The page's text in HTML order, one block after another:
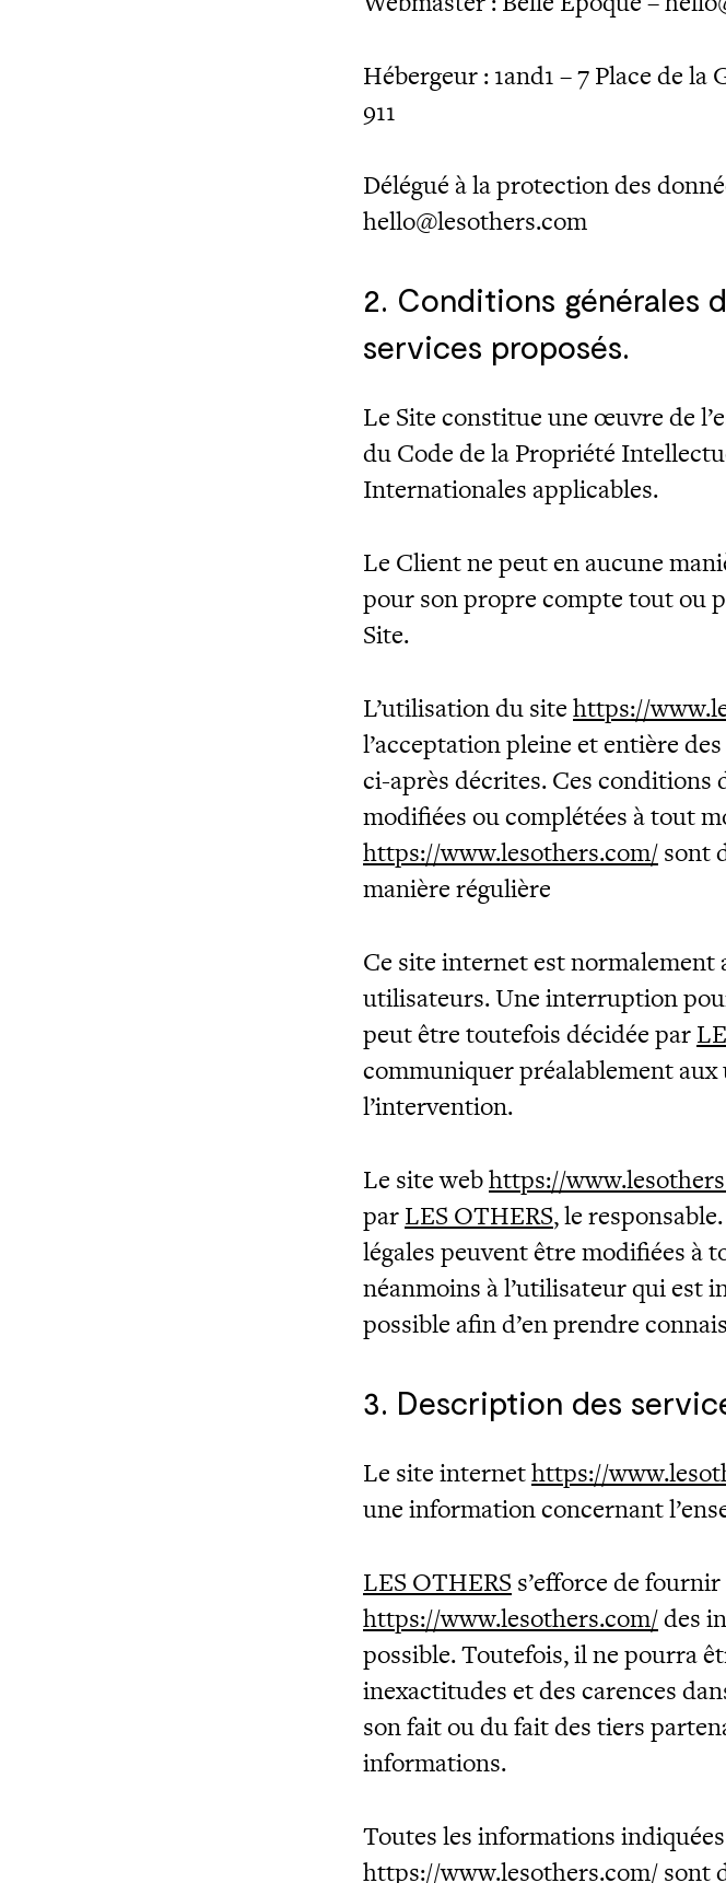
Hébergeur : 1and1 – 7 Place de
911
Délégué à la protection des
hello@lesothers.com
2. Conditions générales
services proposés.
Le Site constitue une œuvre de
du Code de la Propriété
Internationales applicables.
Le Client ne peut en aucune
pour son propre compte tout ou
Site.
L’utilisation du site https://
l’acceptation pleine et entière
ci-après décrites. Ces conditions
modifiées ou complétées à tout
https://www.lesothers.com/ sont
manière régulière
Ce site internet est normalement
utilisateurs. Une interruption
peut être toutefois décidée par
communiquer préalablement
l’intervention.
Le site webhttps://
par LES OTHERS, le
légales peuvent être modifiées à
néanmoins à l’utilisateur qui est
possible afin d’en prendre
3. Description des
Le site internethttps://
une information concernant
LES OTHERS s’efforce de
https://www.lesothers.com/des
possible. Toutefois, il ne pourra
inexactitudes et des carences
son fait ou du fait des tiers
informations.
Toutes les informations
https://www.lesothers.com/ sont